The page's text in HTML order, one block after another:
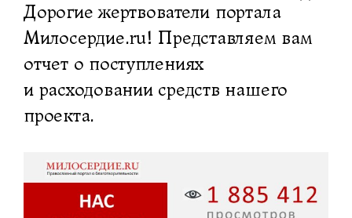
Дорогие жертвователи портала
Милосердие.ru! Представляем вам
отчет о поступлениях
и расходовании средств нашего
проекта.